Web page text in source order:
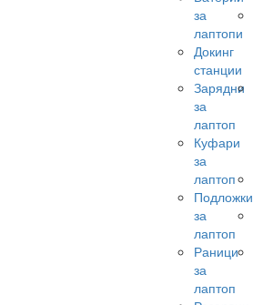
за
лаптопи
Докинг
станции
Зарядни
за
лаптоп
Куфари
за
лаптоп
Подложки
за
лаптоп
Раници
за
лаптоп